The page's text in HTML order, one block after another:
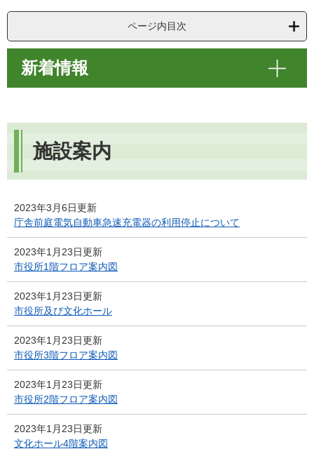
ページ内目次
新着情報
施設案内
2023年3月6日更新
庁舎前庭電気自動車急速充電器の利用停止について
2023年1月23日更新
市役所1階フロア案内図
2023年1月23日更新
市役所及び文化ホール
2023年1月23日更新
市役所3階フロア案内図
2023年1月23日更新
市役所2階フロア案内図
2023年1月23日更新
文化ホール4階案内図